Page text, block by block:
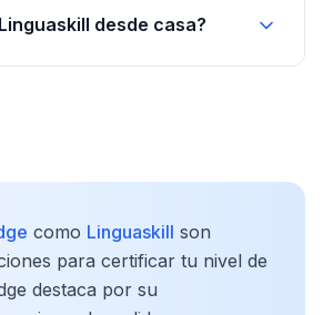
desde casa?
como Linguaskill son
para certificar tu nivel de
destaca por su